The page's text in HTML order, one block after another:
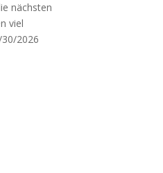
nächsten
viel
2026